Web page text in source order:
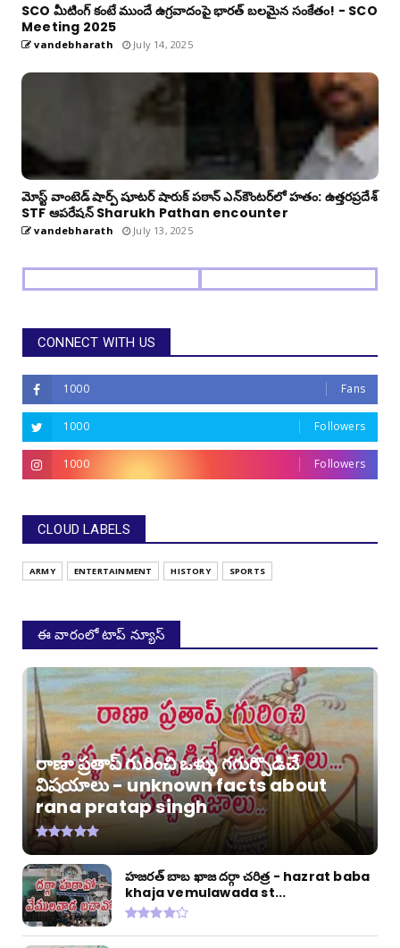
SCO మీటింగ్ కంటే ముందే ఉగ్రవాదంపై భారత్ బలమైన సంకేతం! - SCO
Meeting 2025
vandebharath July 14, 2025
మోస్ట్ వాంటెడ్ షార్ప్ షూటర్ షారుక్ పఠాన్ ఎన్‌కౌంటర్‌లో హతం: ఉత్తరప్రదేశ్
STF ఆపరేషన్ Sharukh Pathan encounter
vandebharath July 13, 2025
CONNECT WITH US
1000 Fans
1000 Followers
1000 Followers
CLOUD LABELS
ARMY ENTERTAINMENT HISTORY SPORTS
ఈ వారంలో టాప్ న్యూస్
రాణా ప్రతాప్ గురించి ఒళ్ళు గగుర్పొడిచే
విషయాలు - unknown facts about
rana pratap singh
హజరత్ బాబ ఖాజ దర్గా చరిత్ర - hazrat baba
khaja vemulawada st...